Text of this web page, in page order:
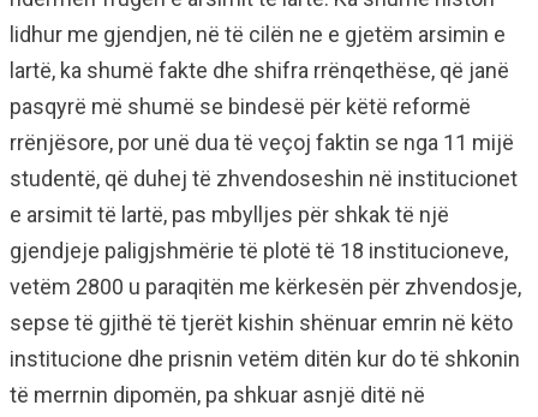
lidhur me gjendjen, në të cilën ne e gjetëm arsimin e
lartë, ka shumë fakte dhe shifra rrënqethëse, që janë
pasqyrë më shumë se bindesë për këtë reformë
rrënjësore, por unë dua të veçoj faktin se nga 11 mijë
studentë, që duhej të zhvendoseshin në institucionet
e arsimit të lartë, pas mbylljes për shkak të një
gjendjeje paligjshmërie të plotë të 18 institucioneve,
vetëm 2800 u paraqitën me kërkesën për zhvendosje,
sepse të gjithë të tjerët kishin shënuar emrin në këto
institucione dhe prisnin vetëm ditën kur do të shkonin
të merrnin dipomën, pa shkuar asnjë ditë në